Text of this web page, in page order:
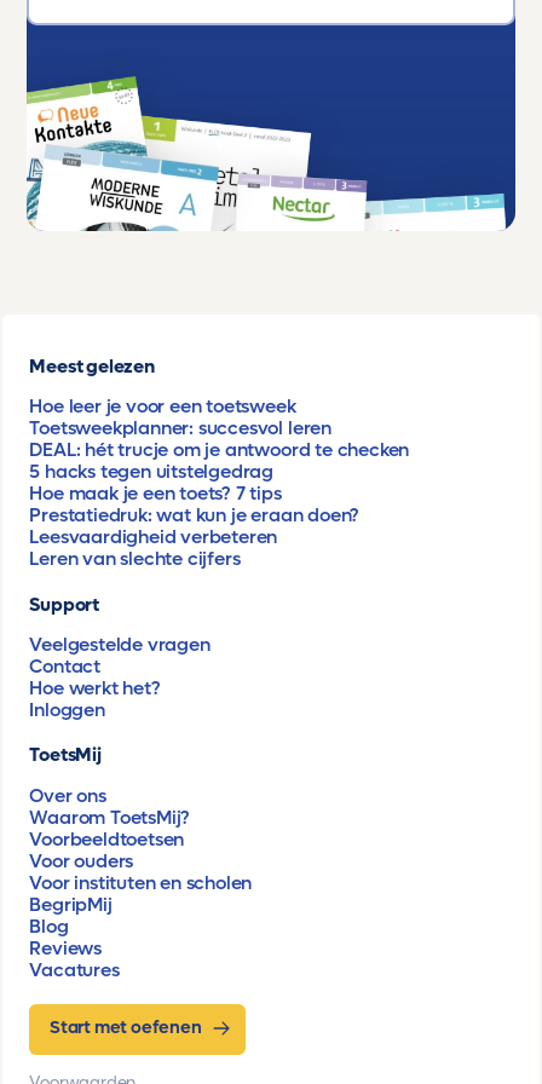
Meest gelezen
Hoe leer je voor een toetsweek
Toetsweekplanner: succesvol leren
DEAL: hét trucje om je antwoord te checken
5 hacks tegen uitstelgedrag
Hoe maak je een toets? 7 tips
Prestatiedruk: wat kun je eraan doen?
Leesvaardigheid verbeteren
Leren van slechte cijfers
Support
Veelgestelde vragen
Contact
Hoe werkt het?
Inloggen
ToetsMij
Over ons
Waarom ToetsMij?
Voorbeeldtoetsen
Voor ouders
Voor instituten en scholen
BegripMij
Blog
Reviews
Vacatures
Start met oefenen